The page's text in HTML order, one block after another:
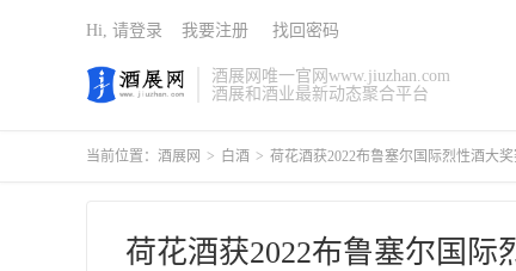
酒展网唯一官网www.jiuzhan.com
酒展和酒业最新动态聚合平台
Hi, 请登录 我要注册 找回密码
当前位置： 酒展网 > 白酒 > 荷花酒获2022布鲁塞尔国际烈性酒大
荷花酒获2022布鲁塞尔国